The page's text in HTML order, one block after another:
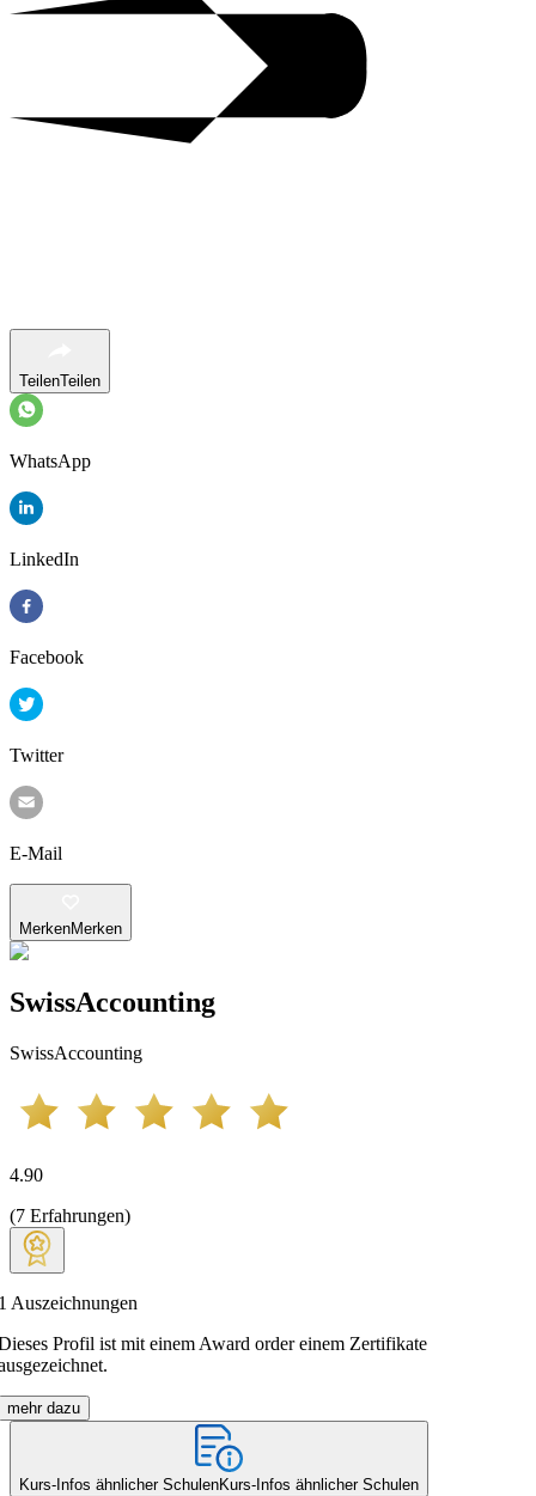
TeilenTeilen
WhatsApp
LinkedIn
Facebook
Twitter
E-Mail
MerkenMerken
SwissAccounting
SwissAccounting
4.90
(7 Erfahrungen)
Auszeichnungen
Profil ist mit einem Award order einem Zertifikate
mehr dazu
Kurs-Infos ähnlicher SchulenKurs-Infos ähnlicher Schulen